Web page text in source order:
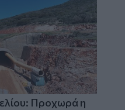
Προχωρά η